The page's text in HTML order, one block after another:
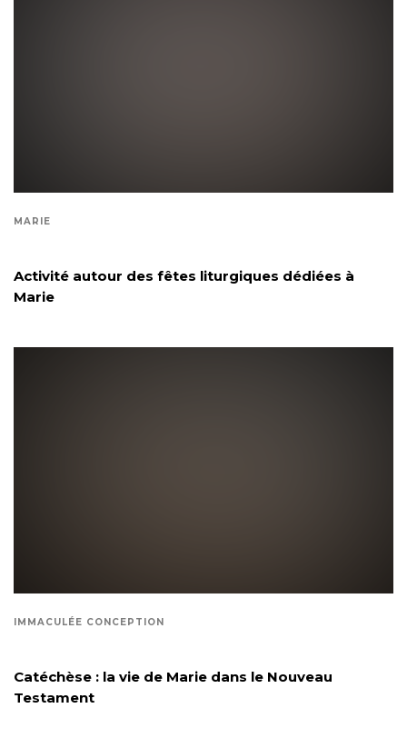
MARIE
Activité autour des fêtes liturgiques dédiées à
Marie
IMMACULÉE CONCEPTION
Catéchèse : la vie de Marie dans le Nouveau
Testament